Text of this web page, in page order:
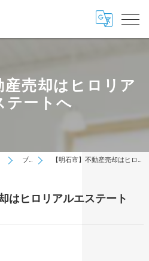
産売却はヒロリア
テートへ
ブログ 【明石市】不動産売却はヒロリアルエステートへ
はヒロリアルエステート